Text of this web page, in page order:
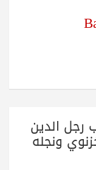
رجل الدين
ونجله